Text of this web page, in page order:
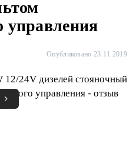
управления
Опубликовано 23.11.2019